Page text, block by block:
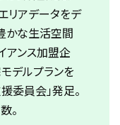
リアデータをデ
かな生活空間
アンス加盟企
デルプランを
委員会」発足。
。